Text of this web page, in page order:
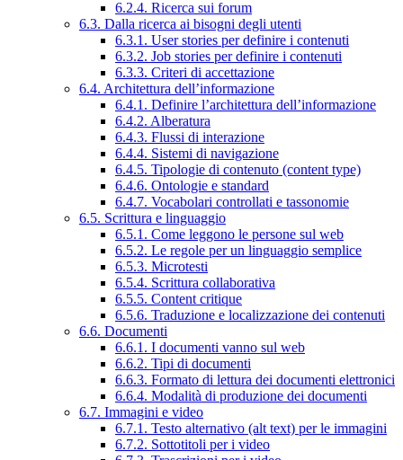
6.2.4. Ricerca sui forum
6.3. Dalla ricerca ai bisogni degli utenti
6.3.1. User stories per definire i contenuti
6.3.2. Job stories per definire i contenuti
6.3.3. Criteri di accettazione
6.4. Architettura dell’informazione
6.4.1. Definire l’architettura dell’informazione
6.4.2. Alberatura
6.4.3. Flussi di interazione
6.4.4. Sistemi di navigazione
6.4.5. Tipologie di contenuto (content type)
6.4.6. Ontologie e standard
6.4.7. Vocabolari controllati e tassonomie
6.5. Scrittura e linguaggio
6.5.1. Come leggono le persone sul web
6.5.2. Le regole per un linguaggio semplice
6.5.3. Microtesti
6.5.4. Scrittura collaborativa
6.5.5. Content critique
6.5.6. Traduzione e localizzazione dei contenuti
6.6. Documenti
6.6.1. I documenti vanno sul web
6.6.2. Tipi di documenti
6.6.3. Formato di lettura dei documenti elettronici
6.6.4. Modalità di produzione dei documenti
6.7. Immagini e video
6.7.1. Testo alternativo (alt text) per le immagini
6.7.2. Sottotitoli per i video